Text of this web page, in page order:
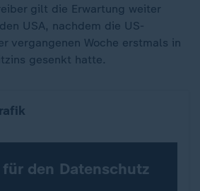
gilt die Erwartung weiter
USA, nachdem die US-
vergangenen Woche erstmals in
gesenkt hatte.
den Datenschutz